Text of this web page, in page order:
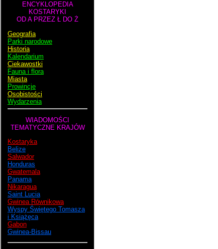
ENCYKLOPEDIA
KOSTARYKI
OD A PRZEZ Ł DO Ż
Geografia
Parki narodowe
Historia
Kalendarium
Ciekawostki
Fauna i flora
Miasta
Prowincje
Osobistości
Wydarzenia
WIADOMOŚCI
TEMATYCZNE KRAJÓW
Kostaryka
Belize
Salwador
Honduras
Gwatemala
Panama
Nikaragua
Saint Lucia
Gwinea Równikowa
Wyspy Świętego Tomasza
i Książęca
Gabon
Gwinea-Bissau